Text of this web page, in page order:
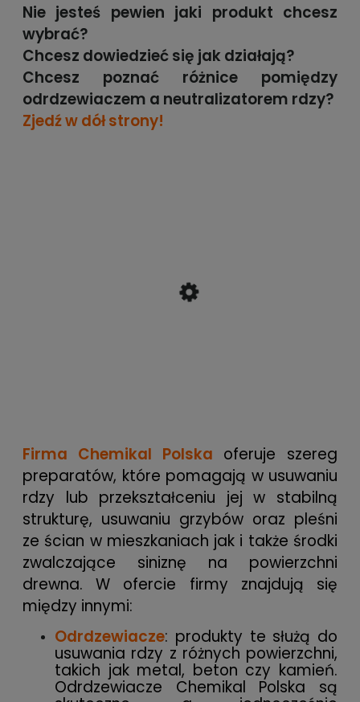
Nie jesteś pewien jaki produkt chcesz
wybrać?
Chcesz dowiedzieć się jak działają?
Chcesz poznać różnice pomiędzy
odrdzewiaczem a neutralizatorem rdzy?
Zjedź w dół strony!
Firma Chemikal Polska oferuje szereg
preparatów, które pomagają w usuwaniu
rdzy lub przekształceniu jej w stabilną
strukturę, usuwaniu grzybów oraz pleśni
ze ścian w mieszkaniach jak i także środki
zwalczające siniznę na powierzchni
drewna. W ofercie firmy znajdują się
między innymi:
Odrdzewiacze: produkty te służą do
usuwania rdzy z różnych powierzchni,
takich jak metal, beton czy kamień.
Odrdzewiacze Chemikal Polska są